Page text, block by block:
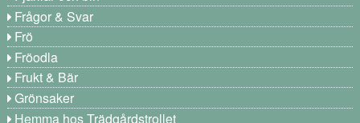
Frågor & Svar
Frö
Fröodla
Frukt & Bär
Grönsaker
Hemma hos Trädgårdstrollet